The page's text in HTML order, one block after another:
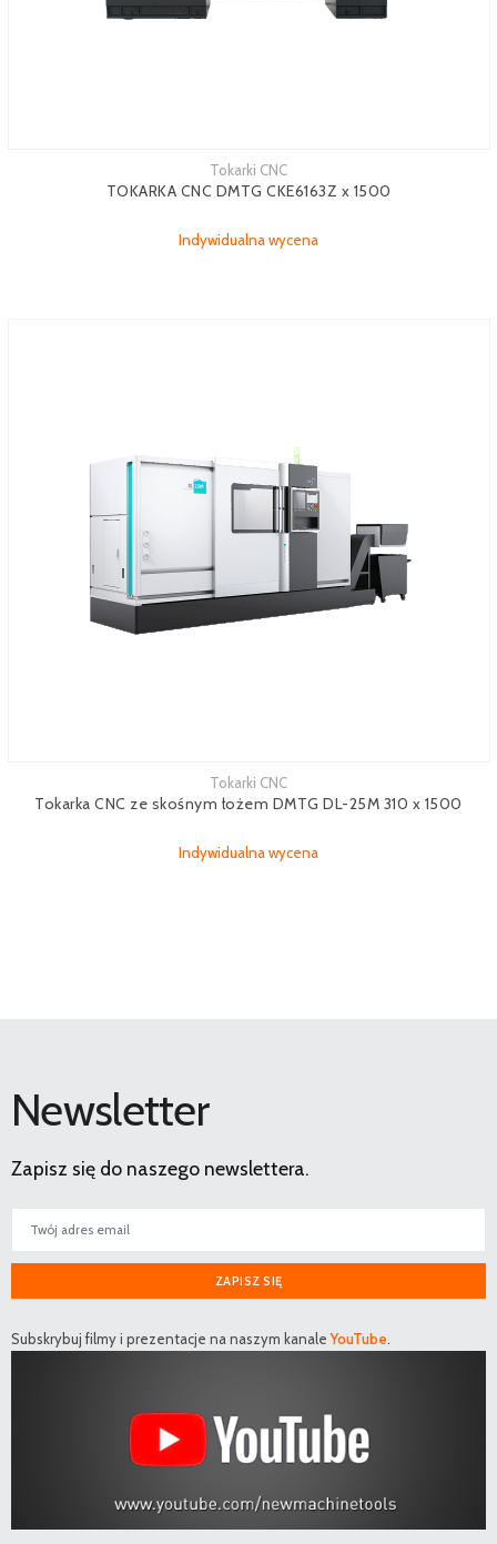
Tokarki CNC
TOKARKA CNC DMTG CKE6163Z x 1500
Indywidualna wycena
Tokarki CNC
Tokarka CNC ze skośnym łożem DMTG DL-25M 310 x 1500
Indywidualna wycena
Newsletter
Zapisz się do naszego newslettera.
ZAPISZ SIĘ
Subskrybuj filmy i prezentacje na naszym kanaleYouTube